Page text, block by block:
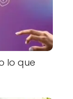
lo que